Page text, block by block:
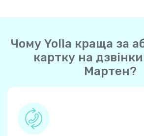
Чому Yolla краща за
картку на
Мартен?